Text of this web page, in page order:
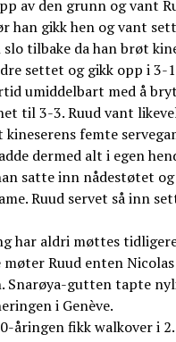
av den grunn og vant
han gikk hen og vant
tilbake da han brøt
settet og gikk opp i 3-
umiddelbart med å
til 3-3. Ruud vant
kineserens femte
dermed alt i egen
satte inn nådestøtet
Ruud servet så inn
har aldri møttes
Ruud enten
Snarøya-gutten tapte
i Genève.
åringen fikk walkover i